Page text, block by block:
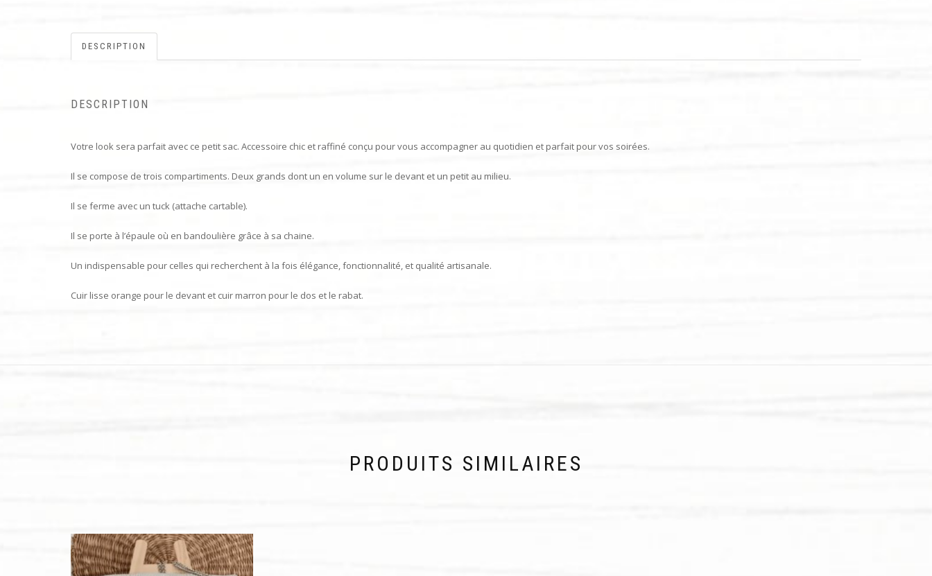
DESCRIPTION
DESCRIPTION
Votre look sera parfait avec ce petit sac. Accessoire chic et raffiné conçu pour vous accompagner au quotidien et parfait pour vos soirées.
Il se compose de trois compartiments. Deux grands dont un en volume sur le devant et un petit au milieu.
Il se ferme avec un tuck (attache cartable).
Il se porte à l’épaule où en bandoulière grâce à sa chaine.
Un indispensable pour celles qui recherchent à la fois élégance, fonctionnalité, et qualité artisanale.
Cuir lisse orange pour le devant et cuir marron pour le dos et le rabat.
PRODUITS SIMILAIRES